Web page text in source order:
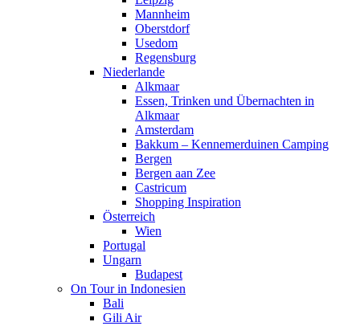
Mannheim
Oberstdorf
Usedom
Regensburg
Niederlande
Alkmaar
Essen, Trinken und Übernachten in
Alkmaar
Amsterdam
Bakkum – Kennemerduinen Camping
Bergen
Bergen aan Zee
Castricum
Shopping Inspiration
Österreich
Wien
Portugal
Ungarn
Budapest
On Tour in Indonesien
Bali
Gili Air